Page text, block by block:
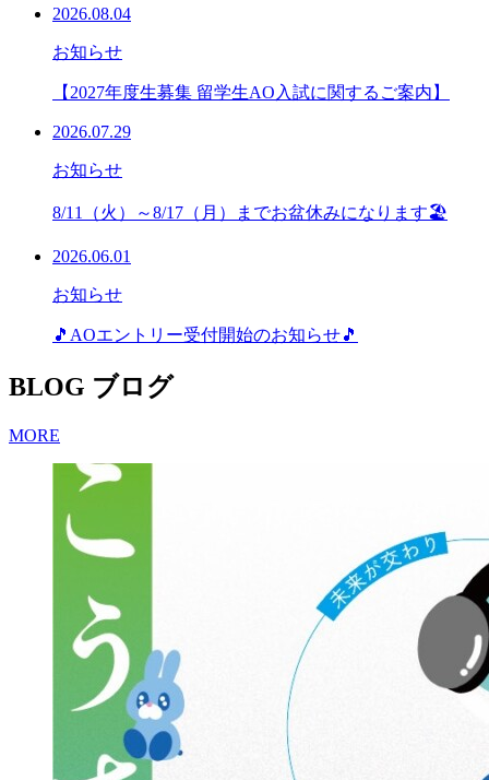
2026.08.04
お知らせ
【2027年度生募集 留学生AO入試に関するご案内】
2026.07.29
お知らせ
8/11（火）～8/17（月）までお盆休みになります🏖
2026.06.01
お知らせ
🎵AOエントリー受付開始のお知らせ🎵
BLOG ブログ
MORE